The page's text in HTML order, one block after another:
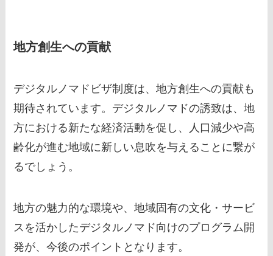
地方創生への貢献
デジタルノマドビザ制度は、地方創生への貢献も
期待されています。デジタルノマドの誘致は、地
方における新たな経済活動を促し、人口減少や高
齢化が進む地域に新しい息吹を与えることに繋が
るでしょう。
地方の魅力的な環境や、地域固有の文化・サービ
スを活かしたデジタルノマド向けのプログラム開
発が、今後のポイントとなります。